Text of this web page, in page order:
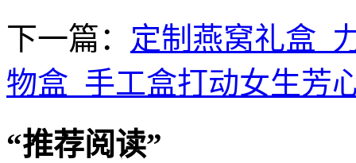
下一篇： 定制燕窝礼盒_
物盒_手工盒打动女生芳
“推荐阅读”